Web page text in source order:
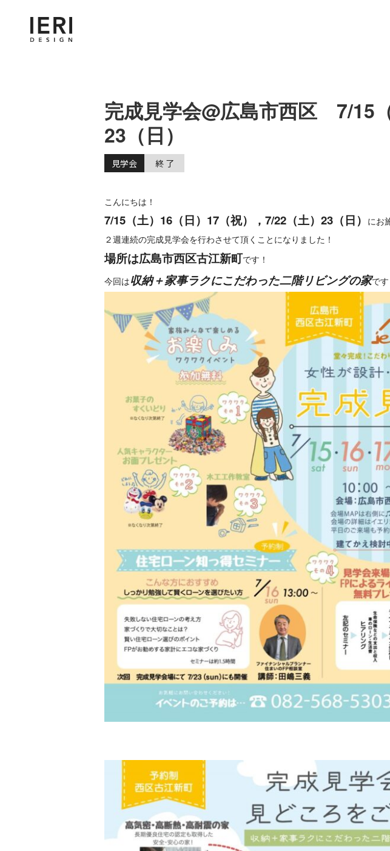
完成見学会@広島市西区 7/15
23（日）
見学会 終 了
こんにちは！
7/15（土）16（日）17（祝），7/22（土）23（日） にお
２週連続の完成見学会を行わさせて頂くことになりました！
場所は広島市西区古江新町です！
今回は収納＋家事ラクにこだわった二階リビングの家です